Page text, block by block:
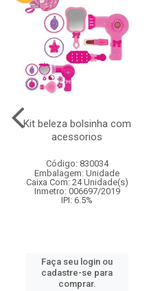
Kit beleza bolsinha com
acessorios
Código: 830034
Embalagem: Unidade
Caixa Com: 24 Unidade(s)
Inmetro: 006697/2019
IPI: 6.5%
Faça seu login ou
cadastre-se para
comprar.